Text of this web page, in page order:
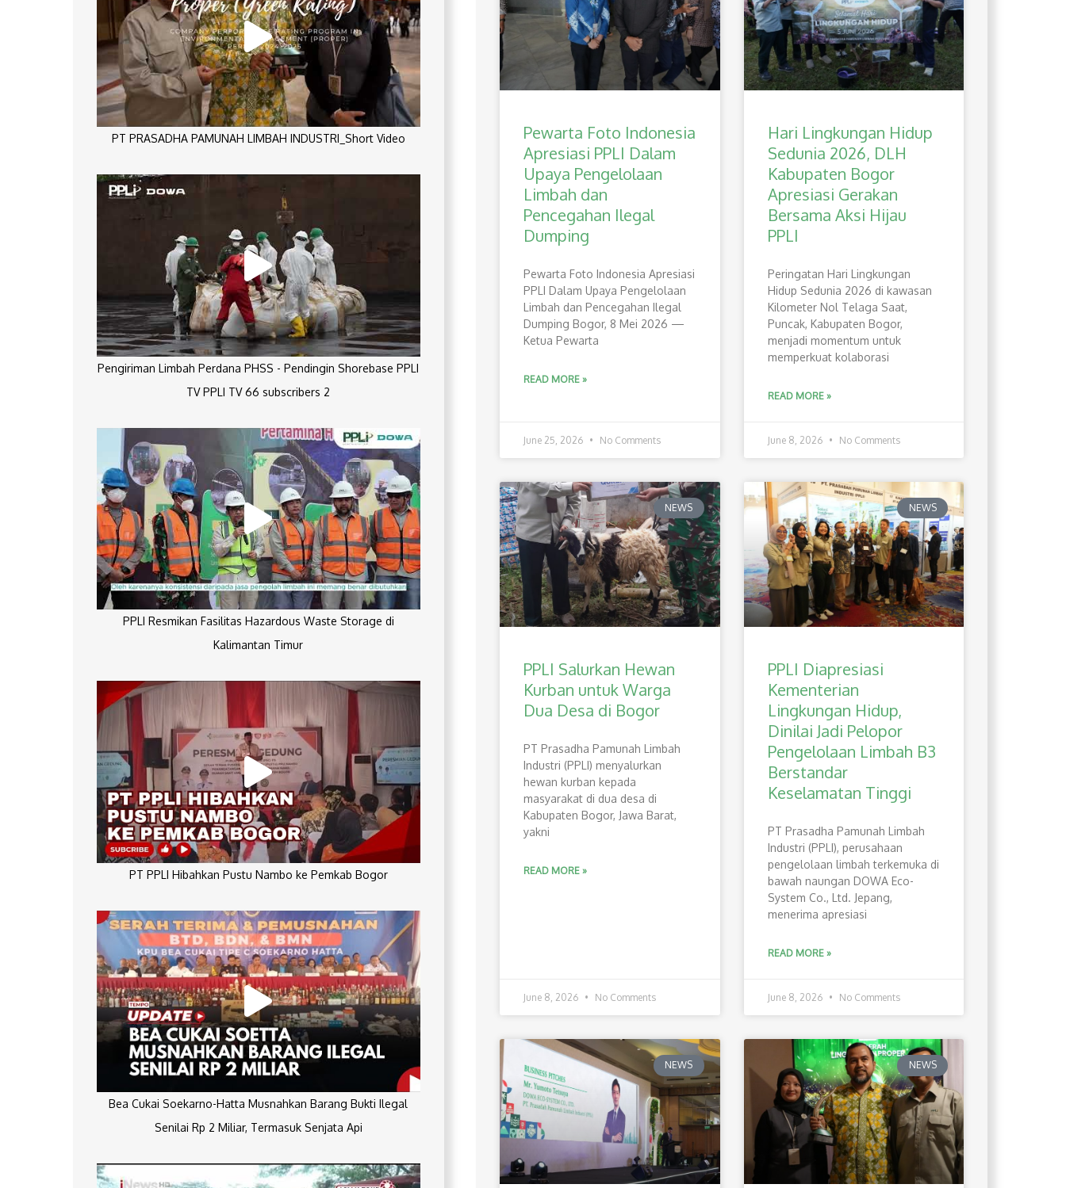
PT PRASADHA PAMUNAH LIMBAH INDUSTRI_Short Video
Pengiriman Limbah Perdana PHSS - Pendingin Shorebase PPLI
TV PPLI TV 66 subscribers 2
PPLI Resmikan Fasilitas Hazardous Waste Storage di
Kalimantan Timur
PT PPLI Hibahkan Pustu Nambo ke Pemkab Bogor
Bea Cukai Soekarno-Hatta Musnahkan Barang Bukti Ilegal
Senilai Rp 2 Miliar, Termasuk Senjata Api
Pewarta Foto Indonesia
Apresiasi PPLI Dalam
Upaya Pengelolaan
Limbah dan
Pencegahan Ilegal
Dumping
Pewarta Foto Indonesia Apresiasi
PPLI Dalam Upaya Pengelolaan
Limbah dan Pencegahan Ilegal
Dumping Bogor, 8 Mei 2026 —
Ketua Pewarta
READ MORE »
June 25, 2026 No Comments
Hari Lingkungan Hidup
Sedunia 2026, DLH
Kabupaten Bogor
Apresiasi Gerakan
Bersama Aksi Hijau
PPLI
Peringatan Hari Lingkungan
Hidup Sedunia 2026 di kawasan
Kilometer Nol Telaga Saat,
Puncak, Kabupaten Bogor,
menjadi momentum untuk
memperkuat kolaborasi
READ MORE »
June 8, 2026 No Comments
NEWS
PPLI Salurkan Hewan
Kurban untuk Warga
Dua Desa di Bogor
PT Prasadha Pamunah Limbah
Industri (PPLI) menyalurkan
hewan kurban kepada
masyarakat di dua desa di
Kabupaten Bogor, Jawa Barat,
yakni
READ MORE »
June 8, 2026 No Comments
NEWS
PPLI Diapresiasi
Kementerian
Lingkungan Hidup,
Dinilai Jadi Pelopor
Pengelolaan Limbah B3
Berstandar
Keselamatan Tinggi
PT Prasadha Pamunah Limbah
Industri (PPLI), perusahaan
pengelolaan limbah terkemuka di
bawah naungan DOWA Eco-
System Co., Ltd. Jepang,
menerima apresiasi
READ MORE »
June 8, 2026 No Comments
NEWS NEWS